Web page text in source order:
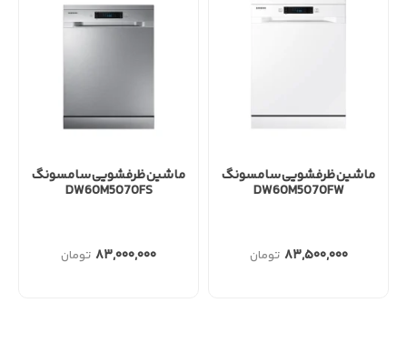
ماشین ظرفشویی سامسونگ
DW60M5070FW
۸۳,۵۰۰,۰۰۰
ماشین ظرفشویی سامسونگ
DW60M5070FS
۸۳,۰۰۰,۰۰۰